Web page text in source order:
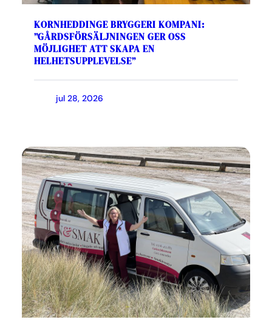
KORNHEDDINGE BRYGGERI KOMPANI:
”GÅRDSFÖRSÄLJNINGEN GER OSS
MÖJLIGHET ATT SKAPA EN
HELHETSUPPLEVELSE”
jul 28, 2026